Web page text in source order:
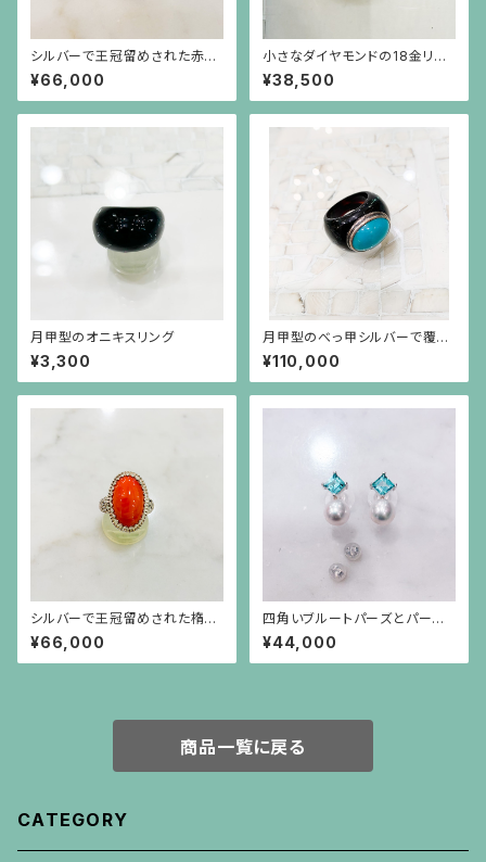
シルバーで王冠留めされた赤珊
瑚のカボーションのライオンリン
グ
¥66,000
小さなダイヤモンドの18金リン
グ
¥38,500
月甲型のオニキスリング
¥3,300
月甲型のべっ甲シルバーで覆輪
したトルコ石のボリュームリング
（15～16号の方用）
¥110,000
シルバーで王冠留めされた楕円
形のオレンジ珊瑚のリング
¥66,000
四角いブルートパーズとパール
のシルバー枠のピアス(シルバー
ポスト）
¥44,000
商品一覧に戻る
CATEGORY